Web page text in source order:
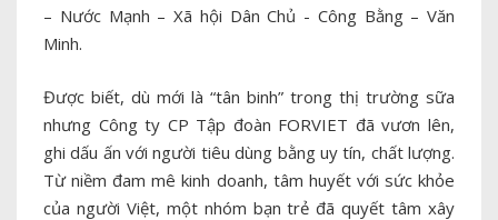
– Nước Mạnh – Xã hội Dân Chủ - Công Bằng – Văn
Minh.
Được biết, dù mới là “tân binh” trong thị trường sữa
nhưng Công ty CP Tập đoàn FORVIET đã vươn lên,
ghi dấu ấn với người tiêu dùng bằng uy tín, chất lượng.
Từ niềm đam mê kinh doanh, tâm huyết với sức khỏe
của người Việt, một nhóm bạn trẻ đã quyết tâm xây